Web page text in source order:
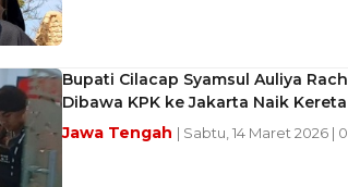
Bupati Cilacap Syamsul Auliya
Dibawa KPK ke Jakarta Naik Kereta
Jawa Tengah | Sabtu, 14 Maret 2026 |